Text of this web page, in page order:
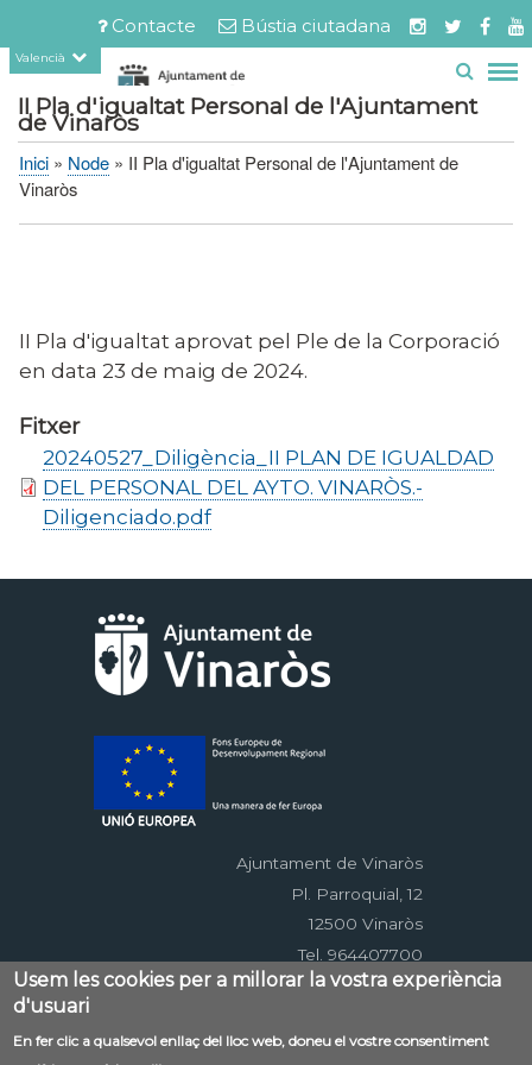
Vés
al
Documents
relacionatsMenú
barra
superior
Contacte Bústia ciutadana
Valencià
II Pla d'igualtat Personal de l'Ajuntament
de Vinaròs
Fil
Inici Node
II Pla d'igualtat Personal de l'Ajuntament de
Vinaròs
II Pla d'igualtat aprovat pel Ple de la Corporació
en data 23 de maig de 2024.
Fitxer
20240527_Diligència_II PLAN DE IGUALDAD
DEL PERSONAL DEL AYTO. VINARÒS.-
Diligenciado.pdf
Ajuntament de Vinaròs
Pl. Parroquial, 12
12500 Vinaròs
Tel. 964407700
MenúContacte Avís legal Mapa web
Usem les cookies per a millorar la vostra experiència
d'usuari
En fer clic a qualsevol enllaç del lloc web, doneu el vostre consentiment